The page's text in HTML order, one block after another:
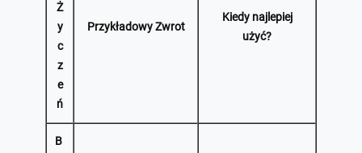
Ż
y
c
z
e
ń
Przykładowy Zwrot
Kiedy najlepiej
użyć?
B